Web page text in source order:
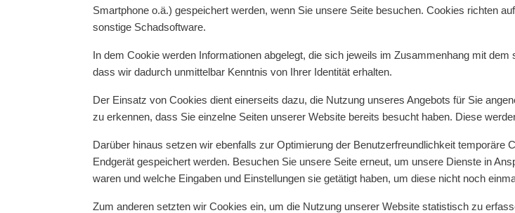
Smartphone o.ä.) gespeichert werden, wenn Sie unsere Seite besuchen. Cookies richten
sonstige Schadsoftware.
In dem Cookie werden Informationen abgelegt, die sich jeweils im Zusammenhang mit
dass wir dadurch unmittelbar Kenntnis von Ihrer Identität erhalten.
Der Einsatz von Cookies dient einerseits dazu, die Nutzung unseres Angebots für Sie
zu erkennen, dass Sie einzelne Seiten unserer Website bereits besucht haben. Diese
Darüber hinaus setzen wir ebenfalls zur Optimierung der Benutzerfreundlichkeit temporäre
Endgerät gespeichert werden. Besuchen Sie unsere Seite erneut, um unsere Dienste in
waren und welche Eingaben und Einstellungen sie getätigt haben, um diese nicht noch
Zum anderen setzten wir Cookies ein, um die Nutzung unserer Website statistisch zu